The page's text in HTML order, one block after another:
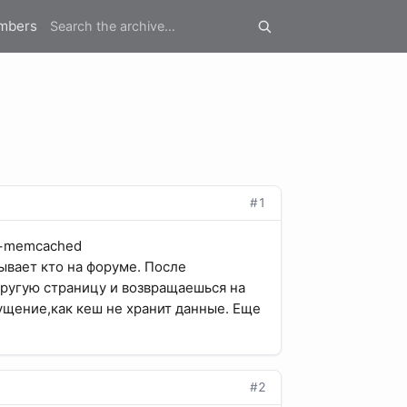
#1
кто на форуме. После
страницу и возвращаешься на
кеш не хранит данные. Еще
#2